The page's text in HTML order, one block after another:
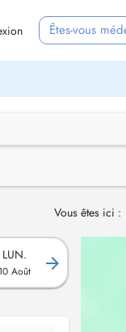
Êtes-vous
Vous êtes ici :
LUN.
10 Août